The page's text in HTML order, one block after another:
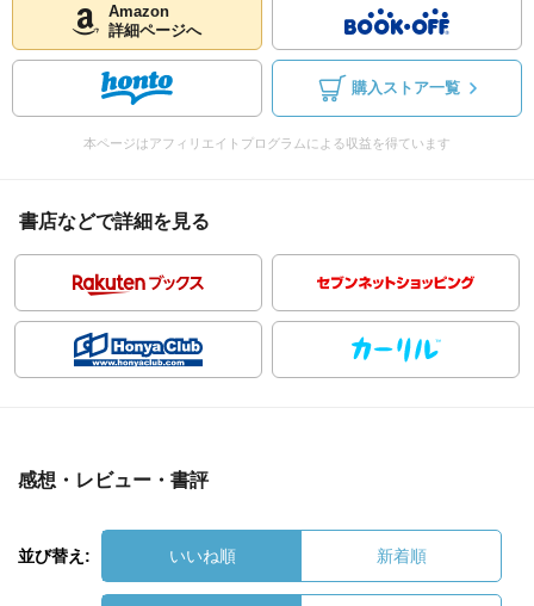
Amazon
詳細ページへ
購入ストア一覧
本ページはアフィリエイトプログラムによる収益を得ています
書店などで詳細を見る
感想・レビュー・書評
並び替え: いいね順 新着順